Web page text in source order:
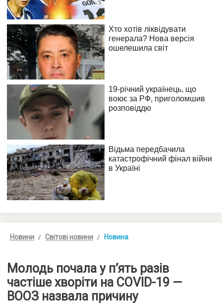
Новини Світові новини Новина
Молодь почала у п’ять разів
частіше хворіти на COVID-19 —
ВООЗ назвала причину